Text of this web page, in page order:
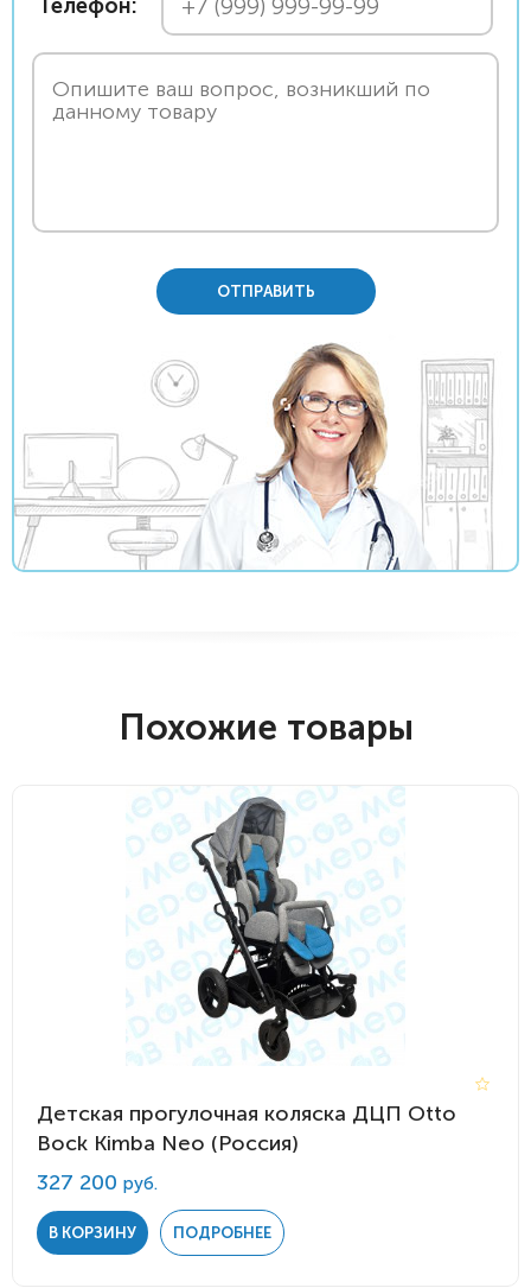
Телефон:
ОТПРАВИТЬ
Похожие товары
Детская прогулочная коляска ДЦП Otto
Bock Kimba Neo (Россия)
327 200 руб.
В КОРЗИНУ ПОДРОБНЕЕ